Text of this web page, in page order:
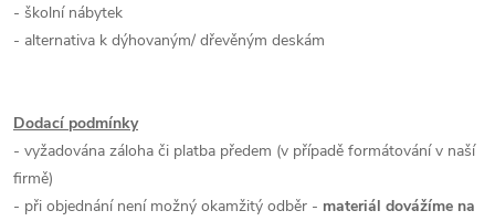
- školní nábytek
- alternativa k dýhovaným/ dřevěným deskám
Dodací podmínky
- vyžadována záloha či platba předem (v případě formátování v naší
firmě)
- při objednání není možný okamžitý odběr - materiál dovážíme na